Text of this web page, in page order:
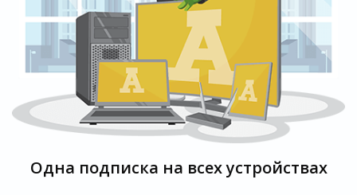
Одна подписка на всех устройствах